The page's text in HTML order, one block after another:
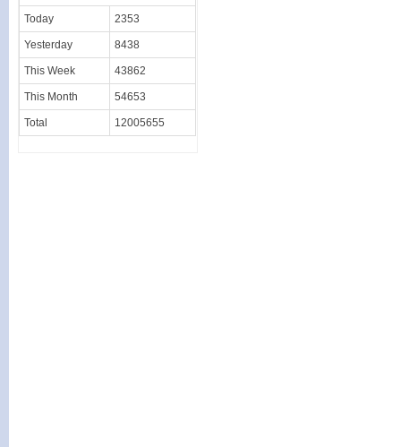
Today 2353
Yesterday 8438
This Week 43862
This Month 54653
Total 12005655